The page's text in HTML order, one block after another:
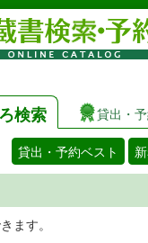
検索 貸出・
貸出・予約ベスト
することがで